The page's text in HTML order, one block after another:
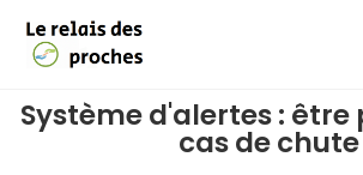
Système d'alertes : être
cas de chute